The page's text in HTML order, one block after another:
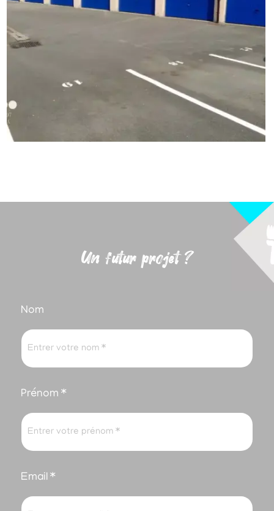
Un futur projet ?
Nom
Prénom *
Email *